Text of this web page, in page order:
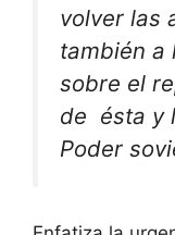
volver las
también a
sobre el
de ésta y
Poder